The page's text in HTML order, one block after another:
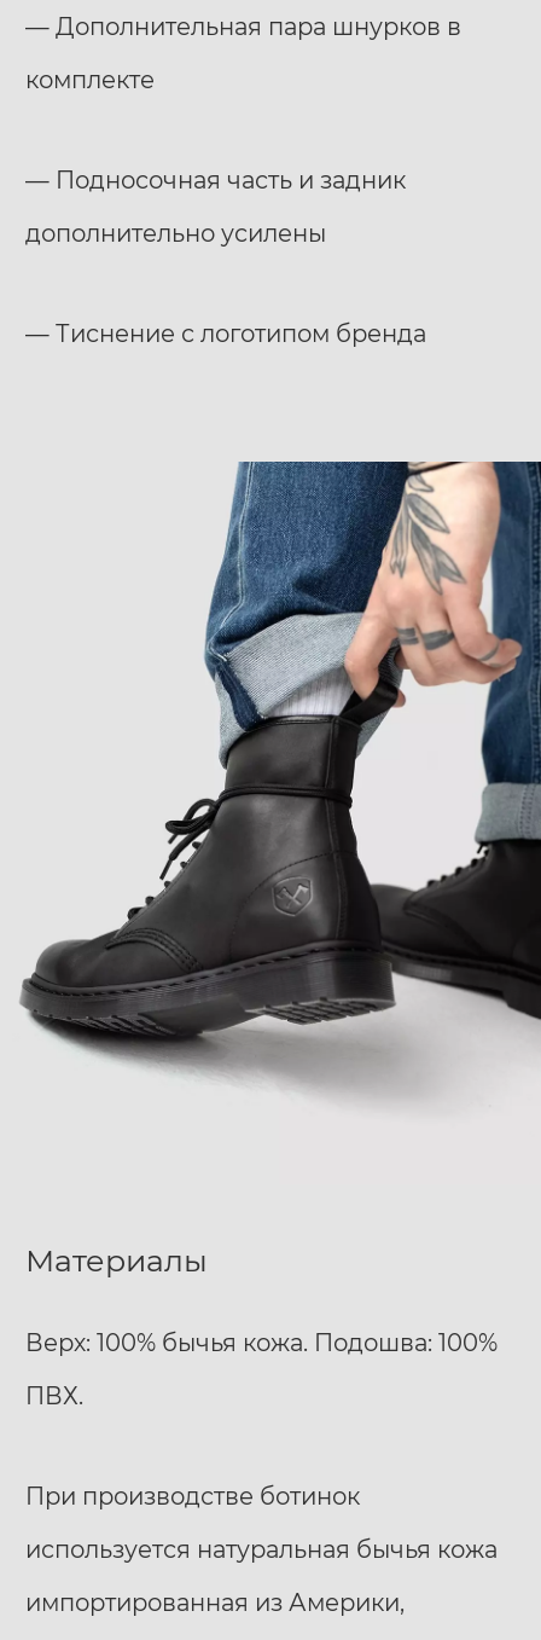
— Дополнительная пара шнурков в
комплекте
— Подносочная часть и задник
дополнительно усилены
— Тиснение с логотипом бренда
Материалы
Верх: 100% бычья кожа. Подошва: 100%
ПВХ.
При производстве ботинок
используется натуральная бычья кожа
импортированная из Америки,